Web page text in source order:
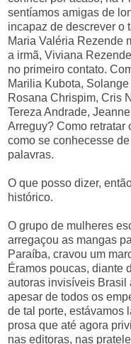
sentíamos amigas de
incapaz de descrever o
Maria Valéria Rezende
a irmã, Viviana
no primeiro contato.
Marilia Kubota,
Rosana Chrispim, Cris
Tereza Andrade,
Arreguy? Como retratar
como se conhecesse
palavras.
O que posso dizer,
histórico.
O grupo de mulheres
arregaçou as mangas
Paraíba, cravou um
Éramos poucas, diante
autoras invisíveis Brasil
apesar de todos os
de tal porte, estávamos
prosa que até agora
nas editoras, nas